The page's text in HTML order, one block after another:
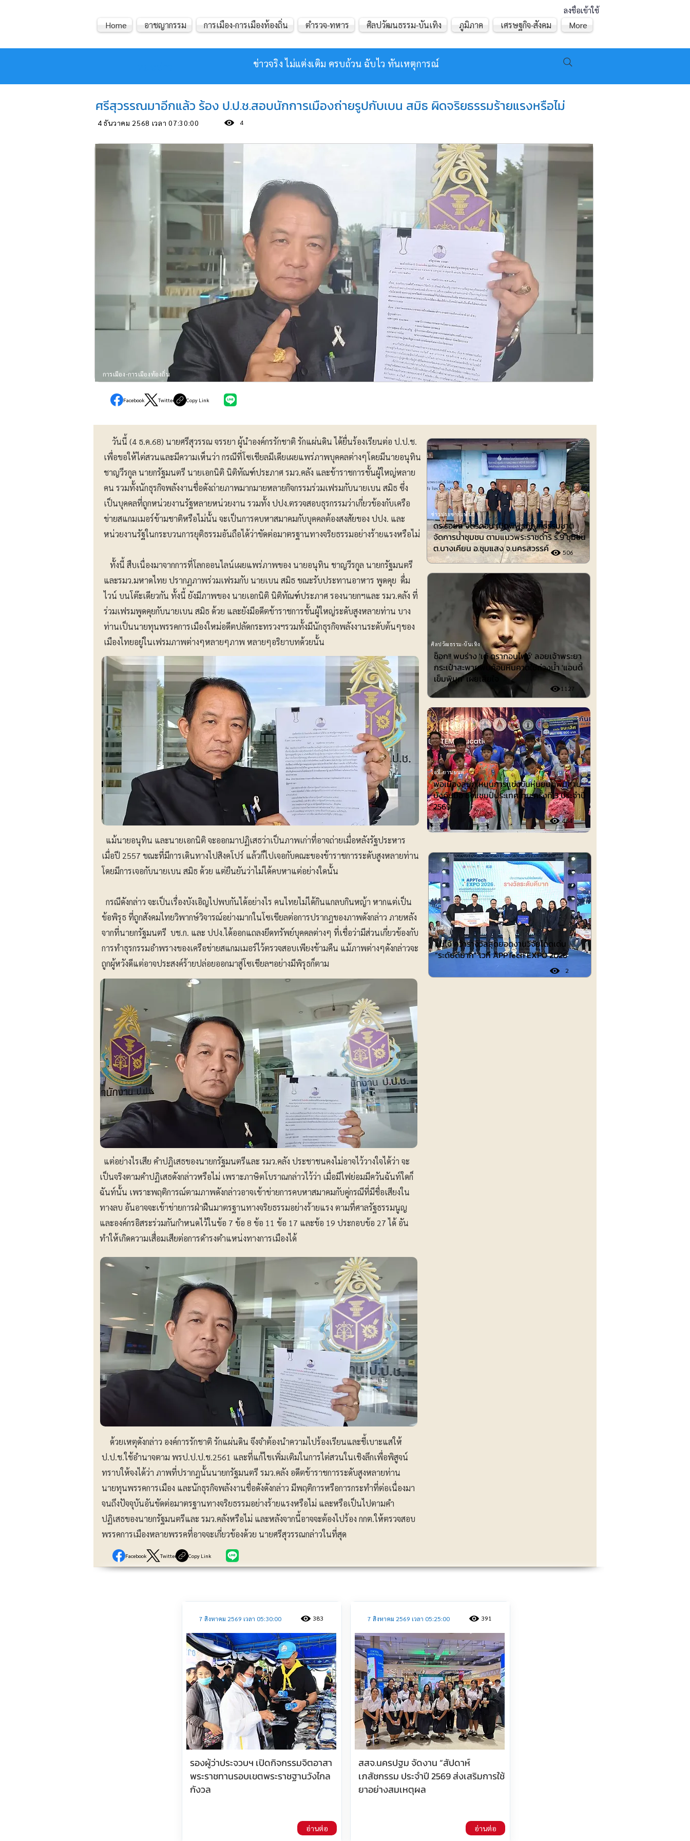
ลงชื่อเข้าใช้
ข่าวจริง ไม่แต่งเติม ครบถ้วน ฉับไว ทันเหตุการณ์
Home อาชญากรรม การเมือง-การเมืองท้องถิ่น ตำรวจ-ทหาร ศิลปวัฒนธรรม-บันเทิง ภูมิภาค เศรษฐกิจ-สังคม More
ศรีสุวรรณมาอีกแล้ว ร้อง ป.ป.ช.สอบนักการเมืองถ่ายรูปกับเบน สมิธ ผิดจริยธรรมร้ายแรงหรือไม่
4 ธันวาคม 2568 เวลา 07:30:00 4
การเมือง-การเมืองท้องถิ่น
Facebook Twitter Copy Link
วันนี้ (4 ธ.ค.68) นายศรีสุวรรณ จรรยา ผู้นำองค์กรรักชาติ รักแผ่นดิน ได้ยื่นร้องเรียนต่อ ป.ป.ช.
เพื่อขอให้ไต่สวนและมีความเห็นว่า กรณีที่โซเชียลมีเดียเผยแพร่ภาพบุคคลต่างๆโดยมีนายอนุทิน
ชาญวีรกูล นายกรัฐมนตรี นายเอกนิติ นิติทัณฑ์ประภาศ รมว.คลัง และข้าราชการชั้นผู้ใหญ่หลาย
คน รวมทั้งนักธุรกิจพลังงานชื่อดังถ่ายภาพมากมายหลายกิจกรรมร่วมเฟรมกับนายเบน สมิธ ซึ่ง
เป็นบุคคลที่ถูกหน่วยงานรัฐหลายหน่วยงาน รวมทั้ง ปปง.ตรวจสอบธุรกรรมว่าเกี่ยวข้องกับเครือ
ข่ายสแกมเมอร์ข้ามชาติหรือไม่นั้น จะเป็นการคบหาสมาคมกับบุคคลต้องสงสัยของ ปปง. และ
หน่วยงานรัฐในกระบวนการยุติธรรมอันถือได้ว่าขัดต่อมาตรฐานทางจริยธรรมอย่างร้ายแรงหรือไม่
ทั้งนี้ สืบเนื่องมาจากการที่โลกออนไลน์เผยแพร่ภาพของ นายอนุทิน ชาญวีรกูล นายกรัฐมนตรี
และรมว.มหาดไทย ปรากฏภาพร่วมเฟรมกับ นายเบน สมิธ ขณะรับประทานอาหาร พูดคุย ดื่ม
ไวน์ บนโต๊ะเดียวกัน ทั้งนี้ ยังมีภาพของ นายเอกนิติ นิติทัณฑ์ประภาศ รองนายกฯและ รมว.คลัง ที่
ร่วมเฟรมพูดคุยกับนายเบน สมิธ ด้วย และยังมีอดีตข้าราชการชั้นผู้ใหญ่ระดับสูงหลายท่าน บาง
ท่านเป็นนายทุนพรรคการเมืองใหม่อดีตปลัดกระทรวงฯรวมทั้งมีนักธุรกิจพลังงานระดับต้นๆของ
เมืองไทยอยู่ในเฟรมภาพต่างๆหลายๆภาพ หลายๆอริยาบทด้วยนั้น
แม้นายอนุทิน และนายเอกนิติ จะออกมาปฏิเสธว่าเป็นภาพเก่าที่อาจถ่ายเมื่อหลังรัฐประหาร
เมื่อปี 2557 ขณะที่มีการเดินทางไปสิงคโปร์ แล้วก็ไปเจอกับคณะของข้าราชการระดับสูงหลายท่าน
โดยมีการเจอกับนายเบน สมิธ ด้วย แต่ยืนยันว่าไม่ได้คบหาแต่อย่างใดนั้น
กรณีดังกล่าว จะเป็นเรื่องบังเอิญไปพบกันได้อย่างไร คนไทยไม่ได้กินแกลบกินหญ้า หากแต่เป็น
ข้อพิรุธ ที่ถูกสังคมไทยวิพากษ์วิจารณ์อย่างมากในโซเขียลต่อการปรากฎของภาพดังกล่าว ภายหลัง
จากที่นายกรัฐมนตรี บช.ก. และ ปปง.ได้ออกแถลงยึดทรัพย์บุคคลต่างๆ ที่เชื่อว่ามีส่วนเกี่ยวข้องกับ
การทำธุรกรรมอำพรางของเครือข่ายสแกมเมอร์ไว้ตรวจสอบเพียงข้ามคืน แม้ภาพต่างๆดังกล่าวจะ
ถูกผู้หวังดีแต่อาจประสงค์ร้ายปล่อยออกมาสู่โซเชียลฯอย่างมีพิรุธก็ตาม
แต่อย่างไรเสีย คำปฎิเสธของนายกรัฐมนตรีและ รมว.คลัง ประชาชนคงไม่อาจไว้วางใจได้ว่า จะ
เป็นจริงตามคำปฏิเสธดังกล่าวหรือไม่ เพราะภาษิตโบราณกล่าวไว้ว่า เมื่อมีไฟย่อมมีควันฉันท์ใดก็
ฉันท์นั้น เพราะพฤติการณ์ตามภาพดังกล่าวอาจเข้าข่ายการคบหาสมาคมกับคู่กรณีที่มีชื่อเสียงใน
ทางลบ อันอาจจะเข้าข่ายการฝ่าฝืนมาตรฐานทางจริยธรรมอย่างร้ายแรง ตามที่ศาลรัฐธรรมนูญ
และองค์กรอิสระร่วมกันกำหนดไว้ในข้อ 7 ข้อ 8 ข้อ 11 ข้อ 17 และข้อ 19 ประกอบข้อ 27 ได้ อัน
ทำให้เกิดความเสื่อมเสียต่อการดำรงตำแหน่งทางการเมืองได้
ด้วยเหตุดังกล่าว องค์การรักชาติ รักแผ่นดิน จึงจำต้องนำความไปร้องเรียนและชี้เบาะแสให้
ป.ป.ช.ใช้อำนาจตาม พรป.ป.ป.ช.2561 และที่แก้ไขเพิ่มเติมในการไต่สวนในเชิงลึกเพื่อพิสูจน์
ทราบให้จงได้ว่า ภาพที่ปรากฎนั้นนายกรัฐมนตรี รมว.คลัง อดีตข้าราชการระดับสูงหลายท่าน
นายทุนพรรคการเมือง และนักธุรกิจพลังงานชื่อดังดังกล่าว มีพฤติการหรือการกระทำที่ต่อเนื่องมา
จนถึงปัจจุบันอันขัดต่อมาตรฐานทางจริยธรรมอย่างร้ายแรงหรือไม่ และหรือเป็นไปตามคำ
ปฏิเสธของนายกรัฐมนตรีและ รมว.คลังหรือไม่ และหลังจากนี้อาจจะต้องไปร้อง กกต.ให้ตรวจสอบ
พรรคการเมืองหลายพรรคที่อาจจะเกี่ยวข้องด้วย นายศรีสุวรรณกล่าวในที่สุด
Facebook Twitter Copy Link
ดร.รอยล จิตรดอน เปิดพิพิธภัณฑ์ธรรมชาติ
จัดการน้ำชุมชน ตามแนวพระราชดำริ ร.9 ชุมชน
ต.บางเคียน อ.ชุมแสง จ.นครสวรรค์
506
ข่าวประชาสัมพันธ์
ช็อก!! พบร่าง 'เต้ ดรากอนไฟว์' ลอยเจ้าพระยา
กระเป๋าสะพายพบก้อนหินคาดใช้ถ่วงน้ำ 'แอนดี้
เข็มพิมุก' เผยเสียใจ
1127
ศิลปวัฒธรรม-บันเทิง
ไอที-ยานยนต์
พ่อเมืองลุ่มภู หนุนการแข่งขันหุ่นยนต์พื้นฐาน
บังคับมือ ชิงแชมป์ประเทศไทย ครั้งที่ 3 ประจำปี
2569
484
การศึกษา
แม่โจ้ คว้ารางวัลสุดยอดงานวิจัยโดดเด่น
“ระดับดีมาก” เวที APPTech EXPO 2026
2
ประชาสัมพันธ์
7 สิงหาคม 2569 เวลา 05:30:00
รองผู้ว่าประจวบฯ เปิดกิจกรรมจิตอาสา
พระราชทานรอบเขตพระราชฐานวังไกล
กังวล
383
อ่านต่อ
7 สิงหาคม 2569 เวลา 05:25:00
สสจ.นครปฐม จัดงาน “สัปดาห์
เภสัชกรรม ประจำปี 2569 ส่งเสริมการใช้
ยาอย่างสมเหตุผล
391
อ่านต่อ